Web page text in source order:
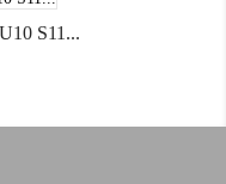
S11...